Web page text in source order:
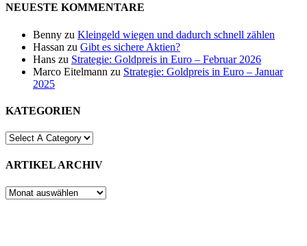
NEUESTE KOMMENTARE
Benny zu Kleingeld wiegen und dadurch schnell zählen
Hassan zu Gibt es sichere Aktien?
Hans zu Strategie: Goldpreis in Euro – Februar 2026
Marco Eitelmann zu Strategie: Goldpreis in Euro – Januar
2025
KATEGORIEN
ARTIKEL ARCHIV
ARTIKEL